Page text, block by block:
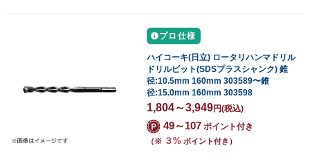
プロ仕様
ハイコーキ(日立) ロータリハンマドリル
ドリルビット(SDSプラスシャンク) 錐
径:10.5mm 160mm 303589〜錐
径:15.0mm 160mm 303598
1,804～3,949円(税込)
49～107 ポイント付き
（※ ３% ポイント付き）